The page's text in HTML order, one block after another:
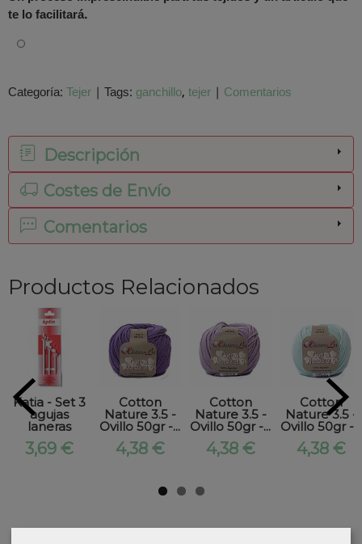
te lo facilitará.
Categoría:Tejer | Tags: ganchillo tejer | Comentarios
Descripción
Costes de Envío
Comentarios
Productos Relacionados
Katia - Set 3
agujas
laneras
3,69 €
Cotton
Nature 3.5 -
Ovillo 50gr -...
4,38 €
Cotton
Nature 3.5 -
Ovillo 50gr -...
4,38 €
Cotton
Nature 3.5 -
Ovillo 50gr -...
4,38 €